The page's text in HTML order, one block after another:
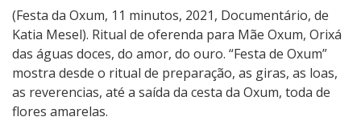
(Festa da Oxum, 11 minutos, 2021, Documentário, de
Katia Mesel). Ritual de oferenda para Mãe Oxum, Orixá
das águas doces, do amor, do ouro. “Festa de Oxum”
mostra desde o ritual de preparação, as giras, as loas,
as reverencias, até a saída da cesta da Oxum, toda de
flores amarelas.